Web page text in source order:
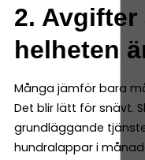
2. Avgifter
helheten
Många jämför bara
Det blir lätt för snävt.
grundläggande
hundralappar i